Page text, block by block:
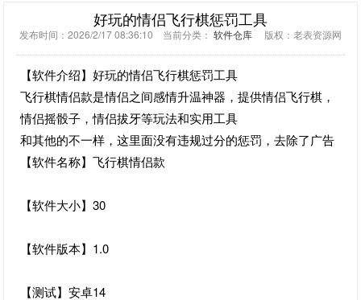
好玩的情侣飞行棋惩罚工具
发布时间：2026/2/17 08:36:10 当前分类： 软件仓库 版权：老表资源网
【软件介绍】好玩的情侣飞行棋惩罚工具
飞行棋情侣款是情侣之间感情升温神器，提供情侣飞行棋，
情侣摇骰子，情侣拔牙等玩法和实用工具
和其他的不一样，这里面没有违规过分的惩罚，去除了广告
【软件名称】飞行棋情侣款
【软件大小】30
【软件版本】1.0
【测试】安卓14